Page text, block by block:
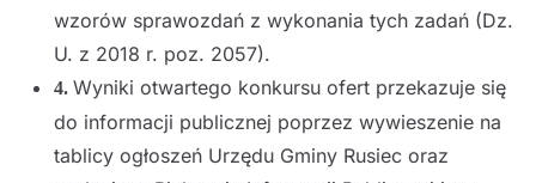
wzorów sprawozdań z wykonania tych zadań (Dz.
U. z 2018 r. poz. 2057).
4. Wyniki otwartego konkursu ofert przekazuje się
do informacji publicznej poprzez wywieszenie na
tablicy ogłoszeń Urzędu Gminy Rusiec oraz